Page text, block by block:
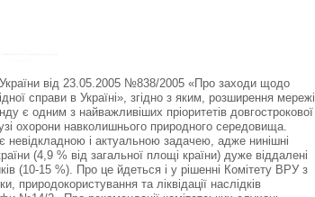
від 23.05.2005 №838/2005 «Про заходи щодо
справи в Україні», згідно з яким, розширення мережі
є одним з найважливіших пріоритетів довгострокової
охорони навколишнього природного середовища.
і актуальною задачею, адже нинішні
(4,9 % від загальної площі країни) дуже віддалені
(10-15 %). Про це йдеться і у рішенні Комітету ВРУ з
природокористування та ліквідації наслідків